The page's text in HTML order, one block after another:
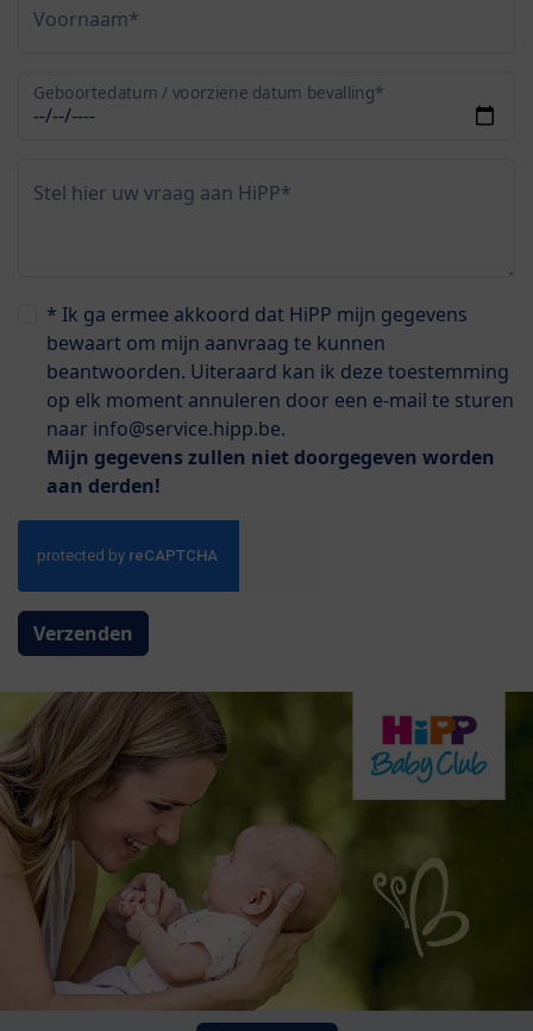
Voornaam*
Geboortedatum / voorziene datum bevalling*
Stel hier uw vraag aan HiPP*
* Ik ga ermee akkoord dat HiPP mijn gegevens
bewaart om mijn aanvraag te kunnen
beantwoorden. Uiteraard kan ik deze toestemming
op elk moment annuleren door een e-mail te sturen
naar info@service.hipp.be.
Mijn gegevens zullen niet doorgegeven worden
aan derden!
Verzenden